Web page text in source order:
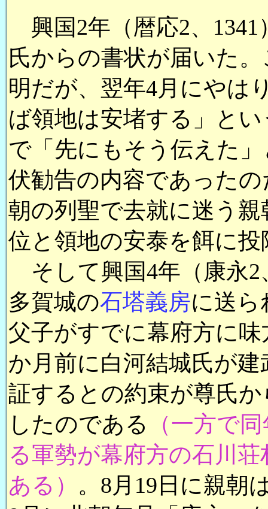
興国2年（暦応2、1341
氏からの書状が届いた
明だが、翌年4月にやは
ば領地は安堵する」と
で「先にもそう伝えた
伏勧告の内容であった
朝の列聖で去就に迷う
位と領地の安泰を餌に
そして興国4年（康永2
多賀城の石塔義房に送ら
父子がすでに幕府方に
か月前に白河結城氏が
証するとの約束が尊氏
したのである
（一方で
る軍勢が幕府方の石川
ある） 。8月19日に親朝